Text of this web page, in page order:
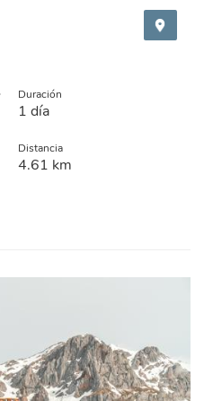
Duración
1 día
Distancia
4.61 km